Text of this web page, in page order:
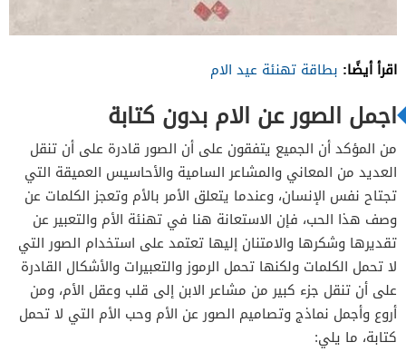
اقرأ أيضًا: بطاقة تهنئة عيد الام
اجمل الصور عن الام بدون كتابة
من المؤكد أن الجميع يتفقون على أن الصور قادرة على أن تنقل
العديد من المعاني والمشاعر السامية والأحاسيس العميقة التي
تجتاح نفس الإنسان، وعندما يتعلق الأمر بالأم وتعجز الكلمات عن
وصف هذا الحب، فإن الاستعانة هنا في تهنئة الأم والتعبير عن
تقديرها وشكرها والامتنان إليها تعتمد على استخدام الصور التي
لا تحمل الكلمات ولكنها تحمل الرموز والتعبيرات والأشكال القادرة
على أن تنقل جزء كبير من مشاعر الابن إلى قلب وعقل الأم، ومن
أروع وأجمل نماذج وتصاميم الصور عن الأم وحب الأم التي لا تحمل
كتابة، ما يلي: